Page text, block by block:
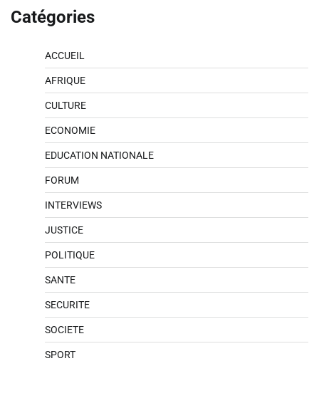
Catégories
ACCUEIL
AFRIQUE
CULTURE
ECONOMIE
EDUCATION NATIONALE
FORUM
INTERVIEWS
JUSTICE
POLITIQUE
SANTE
SECURITE
SOCIETE
SPORT